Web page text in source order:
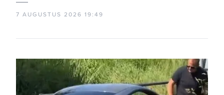
7 AUGUSTUS 2026 19:49